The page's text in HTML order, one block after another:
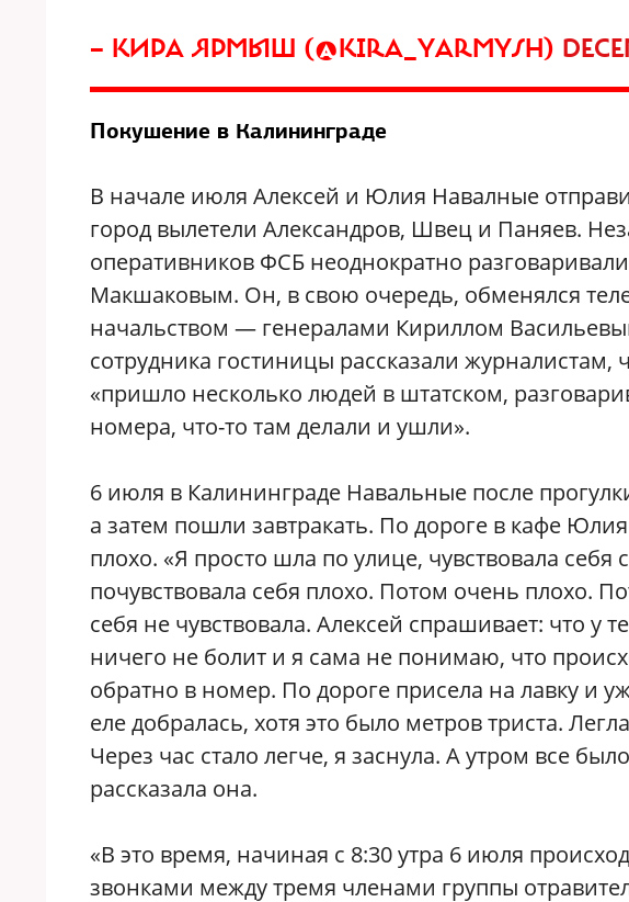
— КИРА ЯРМЫШ (@KIRA_YARMYSH)
Покушение в Калининграде
В начале июля Алексей и Юлия Навалные
город вылетели Александров, Швец и Паняев.
оперативников ФСБ неоднократно
Макшаковым. Он, в свою очередь, обменялся
начальством — генералами Кириллом
сотрудника гостиницы рассказали журналистам,
«пришло несколько людей в штатском,
номера, что-то там делали и ушли».
6 июля в Калининграде Навальные после
а затем пошли завтракать. По дороге в кафе
плохо. «Я просто шла по улице, чувствовала
почувствовала себя плохо. Потом очень плохо.
себя не чувствовала. Алексей спрашивает: что у
ничего не болит и я сама не понимаю, что
обратно в номер. По дороге присела на лавку и
еле добралась, хотя это было метров триста.
Через час стало легче, я заснула. А утром все
рассказала она.
«В это время, начиная с 8:30 утра 6 июля
звонками между тремя членами группы